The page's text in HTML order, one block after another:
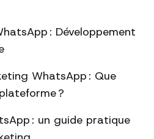
: Développement
WhatsApp : Que
?
: un guide pratique